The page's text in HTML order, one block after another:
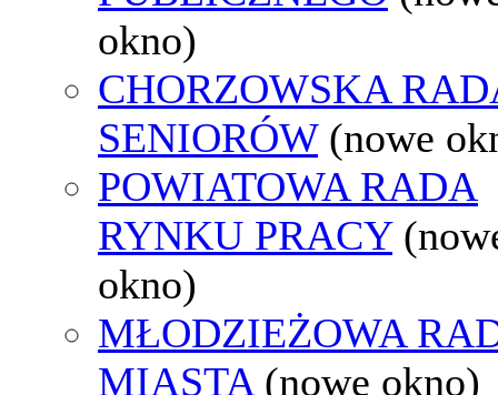
okno)
CHORZOWSKA
SENIORÓW (nowe
POWIATOWA RADA
RYNKU PRACY
okno)
MŁODZIEŻOWA
MIASTA (nowe okno)